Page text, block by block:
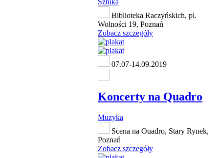
Sztuka
Biblioteka Raczyńskich, pl.
Wolności 19, Poznań
Zobacz szczegóły
07.07-14.09.2019
Koncerty na Quadro
Muzyka
Scena na Ouadro, Stary Rynek,
Poznań
Zobacz szczegóły